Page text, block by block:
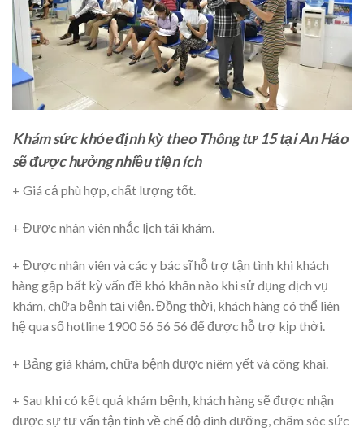
Khám sức khỏe định kỳ theo Thông tư 15 tại An Hảo
sẽ được hưởng nhiều tiện ích
+ Giá cả phù hợp, chất lượng tốt.
+ Được nhân viên nhắc lịch tái khám.
+ Được nhân viên và các y bác sĩ hỗ trợ tận tình khi khách
hàng gặp bất kỳ vấn đề khó khăn nào khi sử dụng dịch vụ
khám, chữa bệnh tại viện. Đồng thời, khách hàng có thể liên
hệ qua số hotline 1900 56 56 56 để được hỗ trợ kịp thời.
+ Bảng giá khám, chữa bệnh được niêm yết và công khai.
+ Sau khi có kết quả khám bệnh, khách hàng sẽ được nhận
được sự tư vấn tận tình về chế độ dinh dưỡng, chăm sóc sức